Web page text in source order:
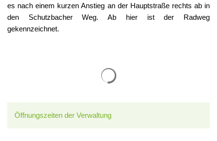
es nach einem kurzen Anstieg an der Hauptstraße rechts ab in
den Schutzbacher Weg. Ab hier ist der Radweg
gekennzeichnet.
Öffnungszeiten der Verwaltung